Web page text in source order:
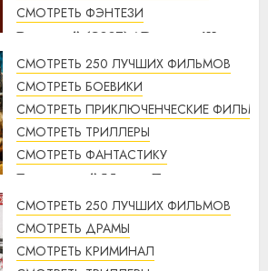
СМОТРЕТЬ ФЭНТЕЗИ
Рататуй (2007) / Ratatouille
смотреть онлайн
2:32 07.08.2026
СМОТРЕТЬ 250 ЛУЧШИХ ФИЛЬМОВ
СМОТРЕТЬ БОЕВИКИ
СМОТРЕТЬ ПРИКЛЮЧЕНЧЕСКИЕ ФИЛЬМЫ
СМОТРЕТЬ ТРИЛЛЕРЫ
СМОТРЕТЬ ФАНТАСТИКУ
Безумный Макс: Дорога
ярости (2015) / Mad Max: Fury
Road смотреть онлайн
1:56 07.08.2026
СМОТРЕТЬ 250 ЛУЧШИХ ФИЛЬМОВ
СМОТРЕТЬ ДРАМЫ
СМОТРЕТЬ КРИМИНАЛ